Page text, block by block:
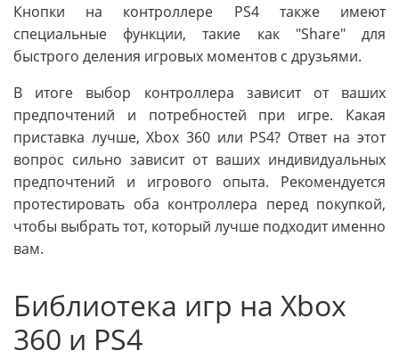
Кнопки на контроллере PS4 также имеют
специальные функции, такие как "Share" для
быстрого деления игровых моментов с друзьями.
В итоге выбор контроллера зависит от ваших
предпочтений и потребностей при игре. Какая
приставка лучше, Xbox 360 или PS4? Ответ на этот
вопрос сильно зависит от ваших индивидуальных
предпочтений и игрового опыта. Рекомендуется
протестировать оба контроллера перед покупкой,
чтобы выбрать тот, который лучше подходит именно
вам.
Библиотека игр на Xbox
360 и PS4